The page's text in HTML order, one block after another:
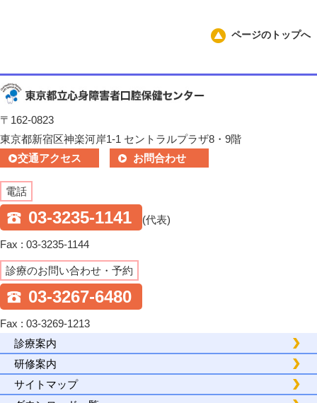
ページのトップへ
〒162-0823
東京都新宿区神楽河岸1-1 セントラルプラザ8・9階
交通アクセス
お問合わせ
電話
03-3235-1141 (代表)
Fax : 03-3235-1144
診療のお問い合わせ・予約
03-3267-6480
Fax : 03-3269-1213
診療案内
研修案内
サイトマップ